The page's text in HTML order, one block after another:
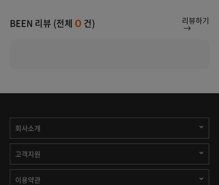
BEEN 리뷰 (전체 0 건) 리뷰하기
회사소개
고객지원
이용약관